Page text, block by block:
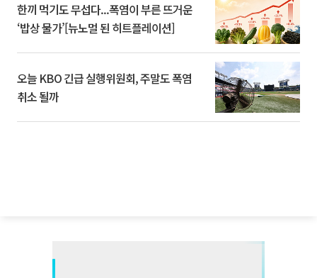
한끼 먹기도 무섭다...폭염이 부른 뜨거운
‘밥상 물가’[뉴노멀 된 히트플레이션]
오늘 KBO 긴급 실행위원회, 주말도 폭염
취소 될까